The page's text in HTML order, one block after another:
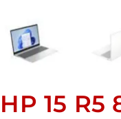
HP 15 R5